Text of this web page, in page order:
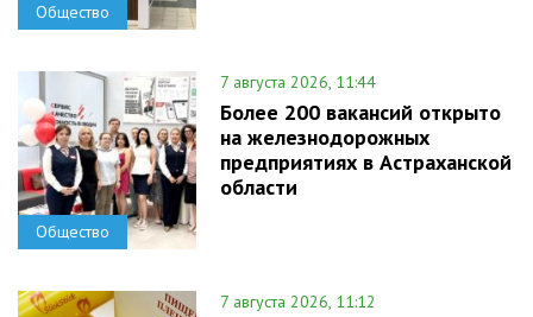
Общество
Общество
7 августа 2026, 11:44
Более 200 вакансий открыто
на железнодорожных
предприятиях в Астраханской
области
7 августа 2026, 11:12